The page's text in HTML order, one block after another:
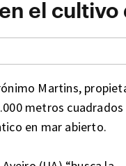
el cultivo
Martins,
metros cuadrados
en mar abierto.